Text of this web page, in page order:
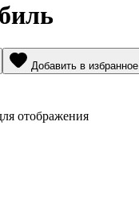
Добавить в избранное
отображения